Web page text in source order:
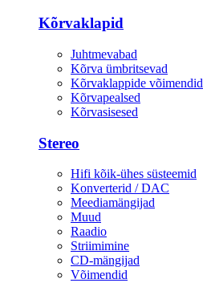
Kõrvaklapid
Juhtmevabad
Kõrva ümbritsevad
Kõrvaklappide võimendid
Kõrvapealsed
Kõrvasisesed
Stereo
Hifi kõik-ühes süsteemid
Konverterid / DAC
Meediamängijad
Muud
Raadio
Striimimine
CD-mängijad
Võimendid